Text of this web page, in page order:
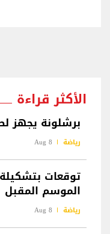
الأكثر قراءة
برشلونة يجهز
رياضة 8 Aug
توقعات
الموسم المقبل
رياضة 8 Aug